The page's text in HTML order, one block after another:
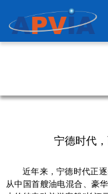
宁德时代
近年来，宁德时代正
从中国首艘油电混合、豪